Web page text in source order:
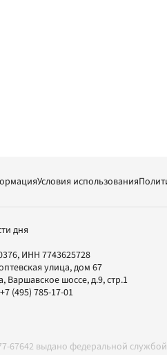
Условия использования
дня
ИНН 7743625728
улица, дом 67
, Варшавское шоссе, д.9, стр.1
+7 (495) 785-17-01
67642 выдано федеральной